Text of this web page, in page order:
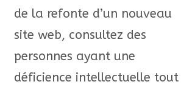
de la refonte d’un nouveau
site web, consultez des
personnes ayant une
déficience intellectuelle tout